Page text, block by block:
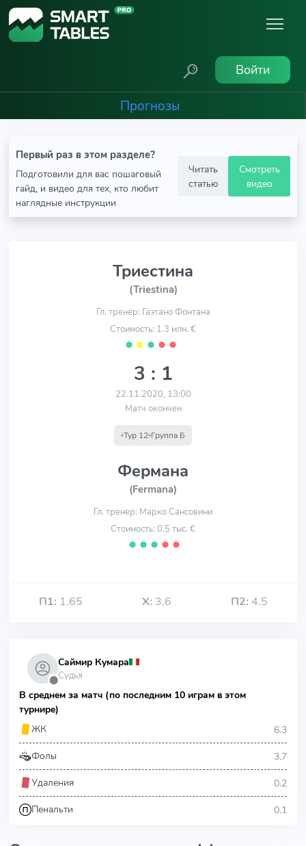
Войти
Прогнозы
Первый раз в этом разделе?
Подготовили для вас пошаговый
гайд, и видео для тех, кто любит
наглядные инструкции
Читать
статью
Смотреть
видео
Триестина
(Triestina)
Гл. тренер: Гаэтано Фонтана
Стоимость: 1.3 млн. €
⬤ ⬤ ⬤ ⬤ ⬤
3 : 1
22.11.2020, 13:00
Матч окончен
Тур 12 Группа Б
Фермана
(Fermana)
Гл. тренер: Марко Сансовини
Стоимость: 0.5 тыс. €
⬤ ⬤ ⬤ ⬤ ⬤
П1: 1.65 Х: 3.6 П2: 4.5
⬤
Саймир Кумара
Судья
В среднем за матч (по последним 10 играм в этом
турнире)
ЖК
6.3
Фолы 3.7
Удаления 0.2
Пенальти 0.1